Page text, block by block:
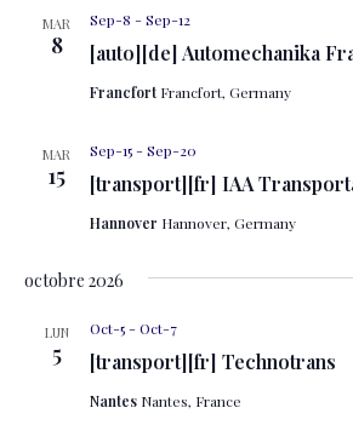
date.
MAR
8 [auto][de] Automechanika
Sep-8 -Sep-12
FrancfortFrancfort, Germany
MAR
15 [transport][fr] IAA
Sep-15-Sep-20
Hannover Hannover, Germany
octobre 2026
LUN
5 [transport][fr] Technotrans
Oct-5-Oct-7
Nantes Nantes, France